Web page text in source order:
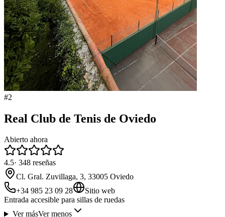
#2
Real Club de Tenis de Oviedo
Abierto ahora
4.5· 348 reseñas
Cl. Gral. Zuvillaga, 3, 33005 Oviedo
+34 985 23 09 28
Sitio web
Entrada accesible para sillas de ruedas
Ver másVer menos